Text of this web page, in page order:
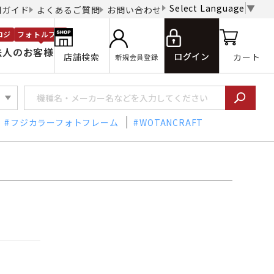
イド よくあるご質問 お問い合わせ Select Language ▼
のお客様
ジ フォトルプロ
店舗検索 新規会員登録 ログイン カート
フジカラーフォトフレーム WOTANCRAFT